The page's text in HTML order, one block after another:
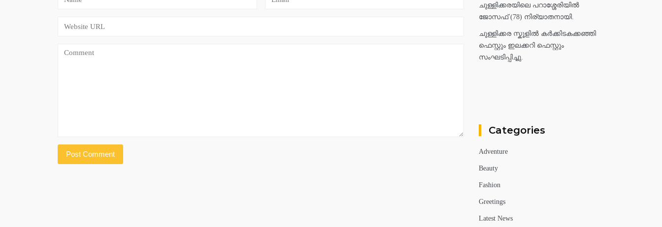
ചുള്ളിക്കരയിലെ പറാശ്ശേരിയിൽ
ജോസഫ് (78) നിര്യാതനായി.
ചുള്ളിക്കര സ്കൂളിൽ കർക്കിടകക്കഞ്ഞി
ഫെസ്റ്റും ഇലക്കറി ഫെസ്റ്റും
സംഘടിപ്പിച്ചു.
Categories
Adventure
Beauty
Fashion
Greetings
Latest News